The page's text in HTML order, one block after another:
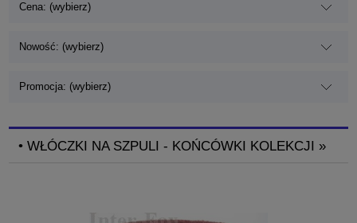
Cena: (wybierz)
Nowość: (wybierz)
Promocja: (wybierz)
• WŁÓCZKI NA SZPULI - KOŃCÓWKI KOLEKCJI »